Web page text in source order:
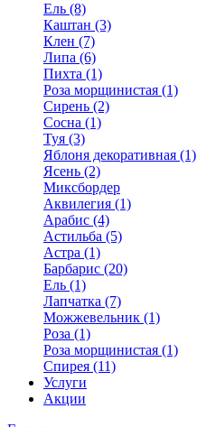
Ель (8)
Каштан (3)
Клен (7)
Липа (6)
Пихта (1)
Роза морщинистая (1)
Сирень (2)
Сосна (1)
Туя (3)
Яблоня декоративная (1)
Ясень (2)
Миксбордер
Аквилегия (1)
Арабис (4)
Астильба (5)
Астра (1)
Барбарис (20)
Ель (1)
Лапчатка (7)
Можжевельник (1)
Роза (1)
Роза морщинистая (1)
Спирея (11)
Услуги
Акции